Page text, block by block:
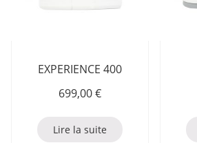
EXPERIENCE 400
699,00€
Lire la suite